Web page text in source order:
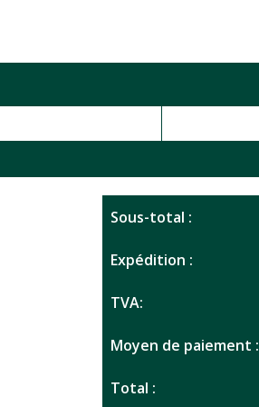
Sous-total :
Expédition :
TVA:
Moyen de paiement :
Total :